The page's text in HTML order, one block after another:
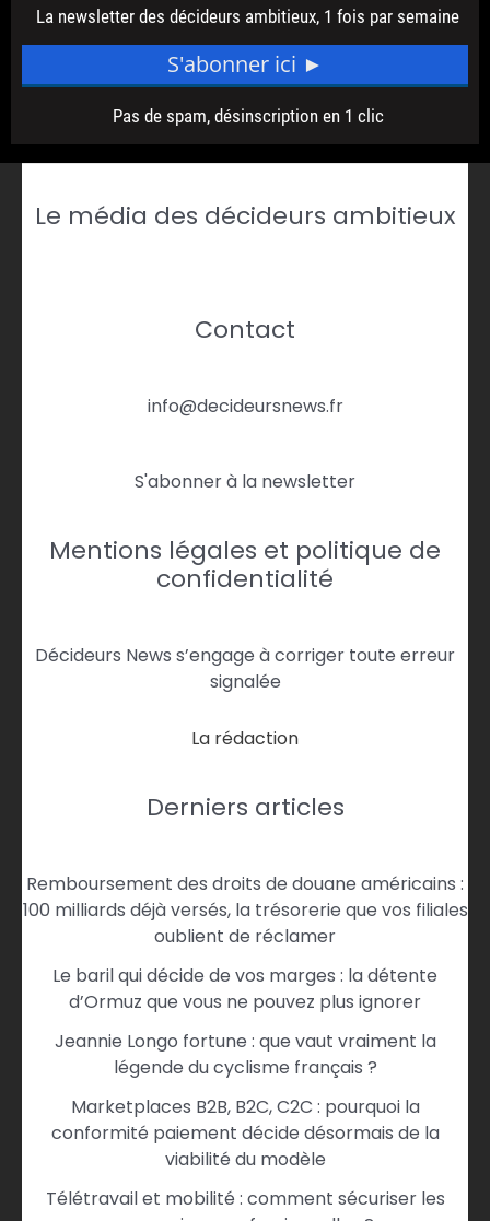
Le média des décideurs ambitieux
Contact
info@decideursnews.fr
S'abonner à la newsletter
Mentions légales et politique de
confidentialité
Décideurs News s’engage à corriger toute erreur
signalée
La rédaction
Derniers articles
Remboursement des droits de douane américains :
100 milliards déjà versés, la trésorerie que vos filiales
oublient de réclamer
Le baril qui décide de vos marges : la détente
d’Ormuz que vous ne pouvez plus ignorer
Jeannie Longo fortune : que vaut vraiment la
légende du cyclisme français ?
Marketplaces B2B, B2C, C2C : pourquoi la
conformité paiement décide désormais de la
viabilité du modèle
Télétravail et mobilité : comment sécuriser les